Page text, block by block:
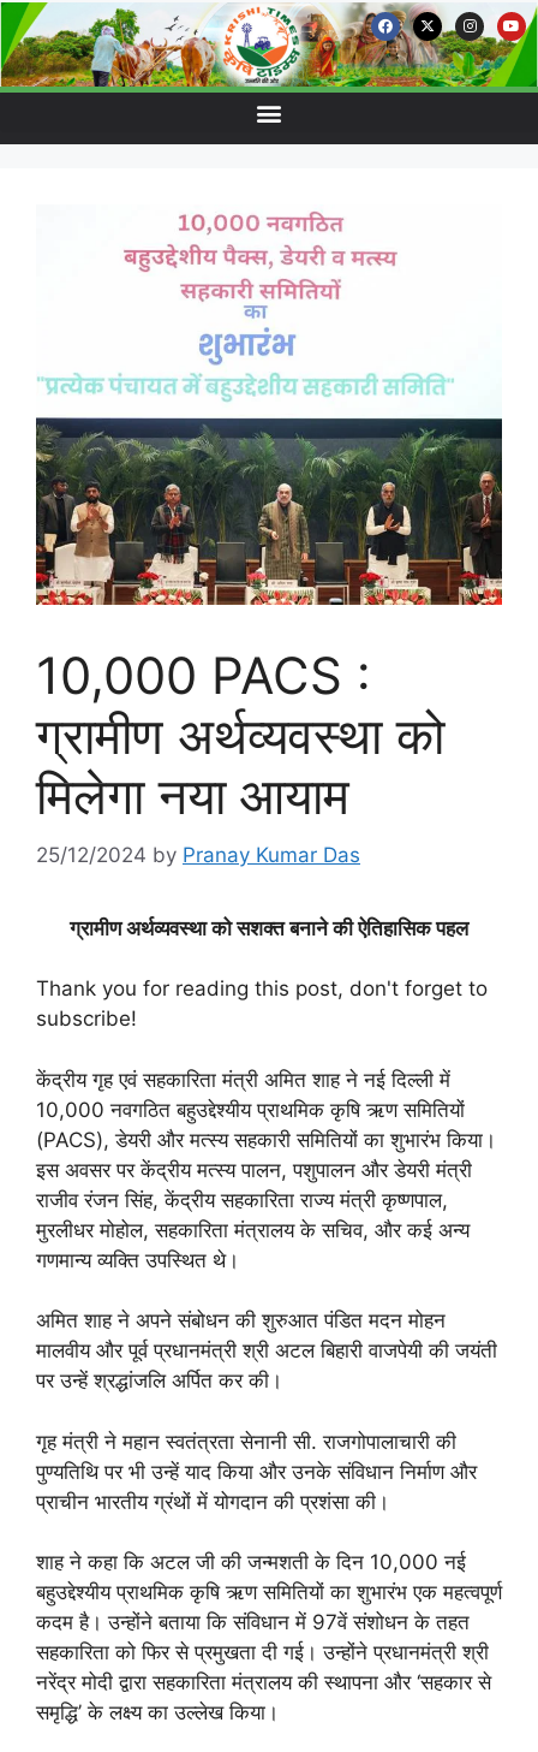
10,000 PACS :
ग्रामीण अर्थव्यवस्था को
मिलेगा नया आयाम
25/12/2024 by Pranay Kumar Das
ग्रामीण अर्थव्यवस्था को सशक्त बनाने की ऐतिहासिक पहल
Thank you for reading this post, don't forget to
subscribe!
केंद्रीय गृह एवं सहकारिता मंत्री अमित शाह ने नई दिल्ली में
10,000 नवगठित बहुउद्देश्यीय प्राथमिक कृषि ऋण समितियों
(PACS), डेयरी और मत्स्य सहकारी समितियों का शुभारंभ किया।
इस अवसर पर केंद्रीय मत्स्य पालन, पशुपालन और डेयरी मंत्री
राजीव रंजन सिंह, केंद्रीय सहकारिता राज्य मंत्री कृष्णपाल,
मुरलीधर मोहोल, सहकारिता मंत्रालय के सचिव, और कई अन्य
गणमान्य व्यक्ति उपस्थित थे।
अमित शाह ने अपने संबोधन की शुरुआत पंडित मदन मोहन
मालवीय और पूर्व प्रधानमंत्री श्री अटल बिहारी वाजपेयी की जयंती
पर उन्हें श्रद्धांजलि अर्पित कर की।
गृह मंत्री ने महान स्वतंत्रता सेनानी सी. राजगोपालाचारी की
पुण्यतिथि पर भी उन्हें याद किया और उनके संविधान निर्माण और
प्राचीन भारतीय ग्रंथों में योगदान की प्रशंसा की।
शाह ने कहा कि अटल जी की जन्मशती के दिन 10,000 नई
बहुउद्देश्यीय प्राथमिक कृषि ऋण समितियों का शुभारंभ एक महत्वपूर्ण
कदम है। उन्होंने बताया कि संविधान में 97वें संशोधन के तहत
सहकारिता को फिर से प्रमुखता दी गई। उन्होंने प्रधानमंत्री श्री
नरेंद्र मोदी द्वारा सहकारिता मंत्रालय की स्थापना और ‘सहकार से
समृद्धि’ के लक्ष्य का उल्लेख किया।